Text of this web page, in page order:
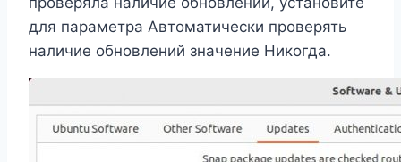
для параметра Автоматически проверять
наличие обновлений значение Никогда.